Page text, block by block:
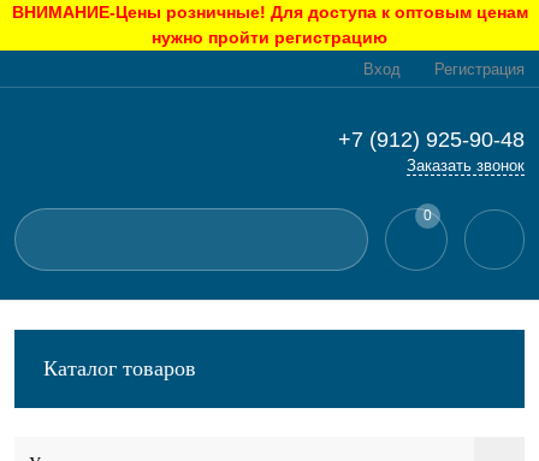
ВНИМАНИЕ-Цены розничные! Для доступа к оптовым ценам
нужно пройти регистрацию
Вход Регистрация
+7 (912) 925-90-48
Заказать звонок
0
Каталог товаров